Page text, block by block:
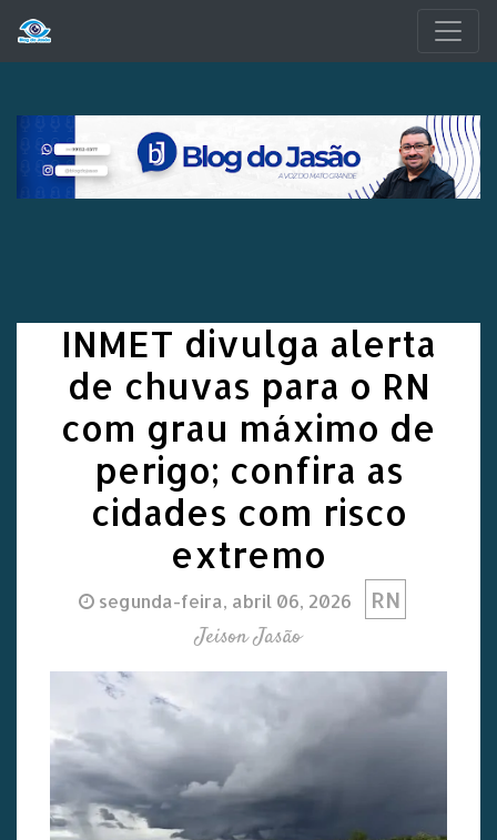
INMET divulga alerta
de chuvas para o RN
com grau máximo de
perigo; confira as
cidades com risco
extremo
segunda-feira, abril 06, 2026 RN
Jeison Jasão